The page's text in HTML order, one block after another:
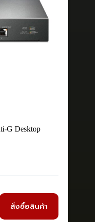
G Desktop
สั่งซื้อสินค้า